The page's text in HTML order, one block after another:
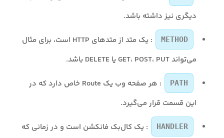
دیگری نیز داشته باشد.
METHOD
: یک متد از متدهای HTTP است، برای مثال
می‌تواند GET، POST، PUT یا DELETE باشد.
PATH
: هر صفحه وب یک Route خاص دارد که در
این قسمت قرار می‌گیرد.
HANDLER
: یک کال‌بک فانکشن است و در زمانی که